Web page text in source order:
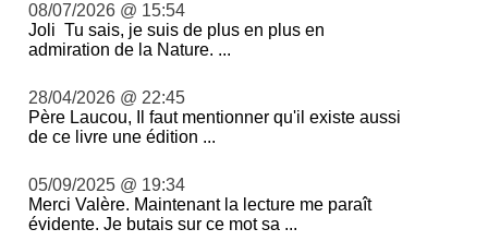
08/07/2026 @ 15:54
Joli Tu sais, je suis de plus en plus en
admiration de la Nature. ...
28/04/2026 @ 22:45
Père Laucou, Il faut mentionner qu'il existe aussi
de ce livre une édition ...
05/09/2025 @ 19:34
Merci Valère. Maintenant la lecture me paraît
évidente. Je butais sur ce mot sa ...